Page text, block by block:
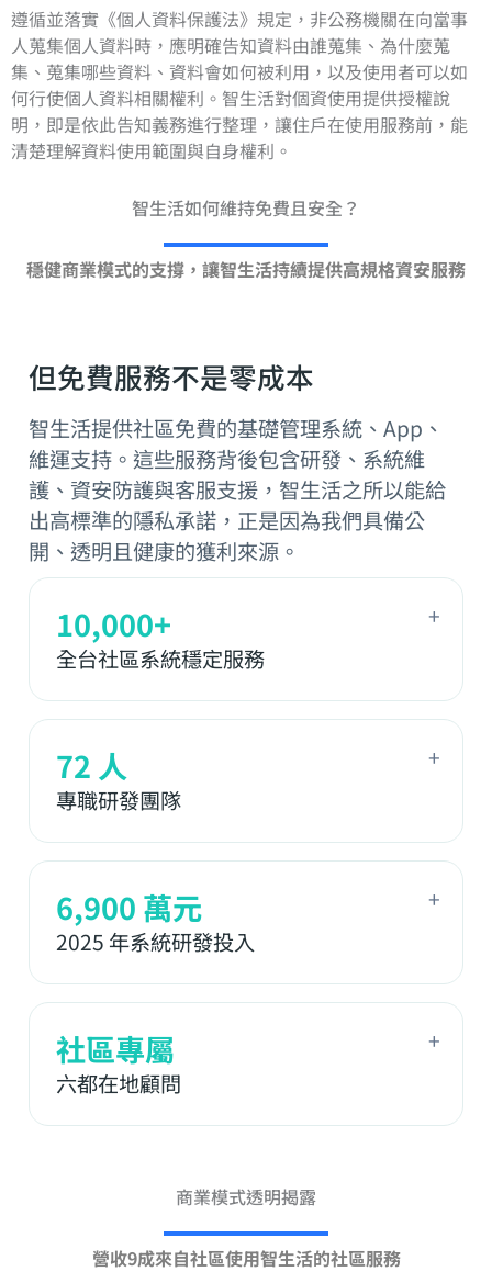
遵循並落實《個人資料保護法》規定，非公務機關在向當事
人蒐集個人資料時，應明確告知資料由誰蒐集、為什麼蒐
集、蒐集哪些資料、資料會如何被利用，以及使用者可以如
何行使個人資料相關權利。智生活對個資使用提供授權說
明，即是依此告知義務進行整理，讓住戶在使用服務前，能
清楚理解資料使用範圍與自身權利。
智生活如何維持免費且安全？
穩健商業模式的支撐，讓智生活持續提供高規格資安服務
但免費服務不是零成本
智生活提供社區免費的基礎管理系統、App、
維運支持。這些服務背後包含研發、系統維
護、資安防護與客服支援，智生活之所以能給
出高標準的隱私承諾，正是因為我們具備公
開、透明且健康的獲利來源。
10,000+
全台社區系統穩定服務
+
72 人
專職研發團隊
+
6,900 萬元
2025 年系統研發投入
+
社區專屬
六都在地顧問
+
商業模式透明揭露
營收9成來自社區使用智生活的社區服務